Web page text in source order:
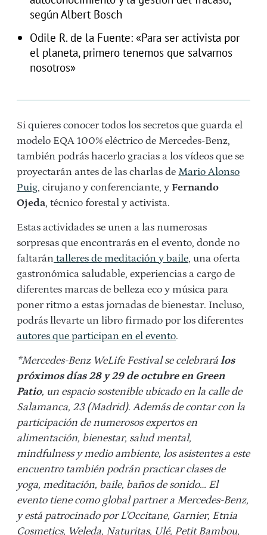
según Albert Bosch
Odile R. de la Fuente: «Para ser activista por
el planeta, primero tenemos que salvarnos
nosotros»
Si quieres conocer todos los secretos que guarda el
modelo EQA 100% eléctrico de Mercedes-Benz,
también podrás hacerlo gracias a los vídeos que se
proyectarán antes de las charlas de Mario Alonso
Puig, cirujano y conferenciante, y Fernando
Ojeda, técnico forestal y activista.
Estas actividades se unen a las numerosas
sorpresas que encontrarás en el evento, donde no
faltarán talleres de meditación y baile, una oferta
gastronómica saludable, experiencias a cargo de
diferentes marcas de belleza eco y música para
poner ritmo a estas jornadas de bienestar. Incluso,
podrás llevarte un libro firmado por los diferentes
autores que participan en el evento.
*Mercedes-Benz WeLife Festival se celebrará los
próximos días 28 y 29 de octubre en Green
Patio, un espacio sostenible ubicado en la calle de
Salamanca, 23 (Madrid). Además de contar con la
participación de numerosos expertos en
alimentación, bienestar, salud mental,
mindfulness y medio ambiente, los asistentes a este
encuentro también podrán practicar clases de
yoga, meditación, baile, baños de sonido… El
evento tiene como global partner a Mercedes-Benz,
y está patrocinado por L’Occitane, Garnier, Etnia
Cosmetics, Weleda, Naturitas, Ulé, Petit Bambou,